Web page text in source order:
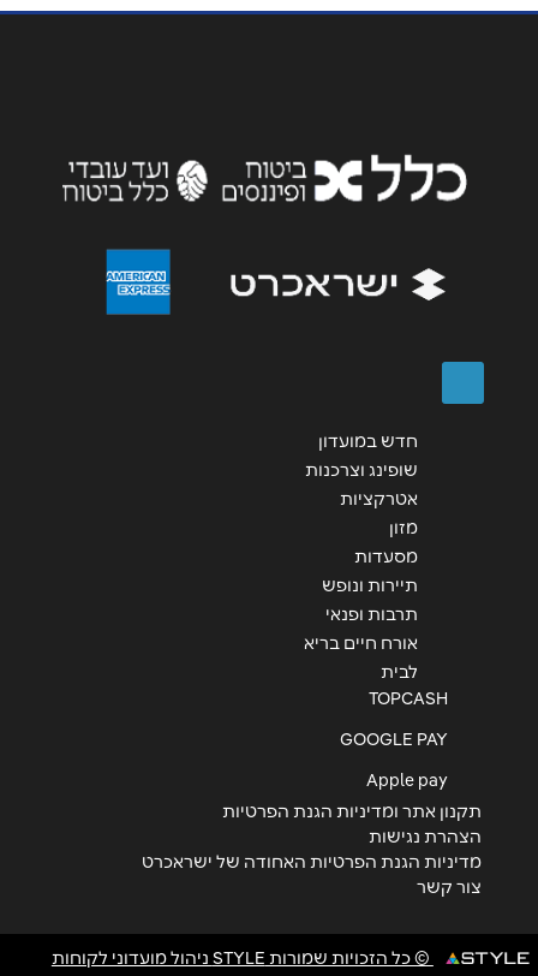
הודעה*
חדש במועדון
שופינג וצרכנות
אטרקציות
מזון
מסעדות
תיירות ונופש
תרבות ופנאי
אורח חיים בריא
לבית
TOPCASH
GOOGLE PAY
Apple pay
תקנון אתר ומדיניות הגנת הפרטיות
הצהרת נגישות
מדיניות הגנת הפרטיות האחודה של ישראכרט
צור קשר
© כל הזכויות שמורות STYLE ניהול מועדוני לקוחות